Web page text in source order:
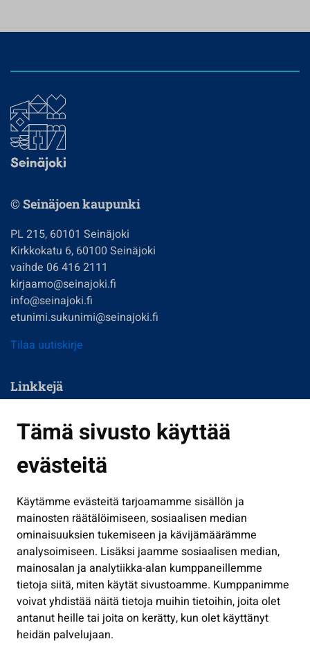
Tämä sivusto käyttää
evästeitä
Käytämme evästeitä tarjoamamme sisällön ja
mainosten räätälöimiseen, sosiaalisen median
ominaisuuksien tukemiseen ja kävijämäärämme
analysoimiseen. Lisäksi jaamme sosiaalisen median,
mainosalan ja analytiikka-alan kumppaneillemme
tietoja siitä, miten käytät sivustoamme. Kumppanimme
voivat yhdistää näitä tietoja muihin tietoihin, joita olet
antanut heille tai joita on kerätty, kun olet käyttänyt
heidän palvelujaan.
© Seinäjoen kaupunki
PL 215, 60101 Seinäjoki
Kirkkokatu 6, 60100 Seinäjoki
vaihde 06 416 2111
kirjaamo@seinajoki.fi
info@seinajoki.fi
etunimi.sukunimi@seinajoki.fi
Tilaa uutiskirje
Linkkejä
Kasvatus ja opetus
Kulttuuri ja liikunta
Työ ja yrittäminen
Osallistu ja asioi
Näytä omat evästeasetukseni
Seuraa meitä